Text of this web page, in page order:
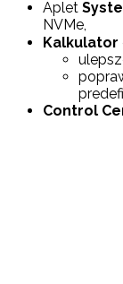
Aplet
NVMe,
Kalkulator
Control